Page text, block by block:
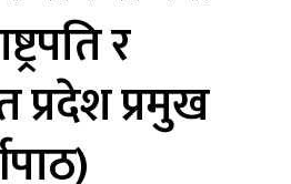
र
प्रदेश प्रमुख